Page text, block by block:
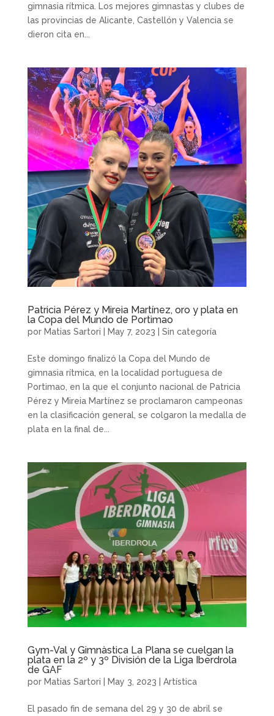
gimnasia rítmica. Los mejores gimnastas y clubes de
las provincias de Alicante, Castellón y Valencia se
dieron cita en...
Patricia Pérez y Mireia Martínez, oro y plata en
la Copa del Mundo de Portimao
por Matias Sartori May 7, 2023 Sin categoría
Este domingo finalizó la Copa del Mundo de
gimnasia rítmica, en la localidad portuguesa de
Portimao, en la que el conjunto nacional de Patricia
Pérez y Mireia Martínez se proclamaron campeonas
en la clasificación general, se colgaron la medalla de
plata en la final de...
Gym-Val y Gimnàstica La Plana se cuelgan la
plata en la 2º y 3º División de la Liga Iberdrola
de GAF
por Matias Sartori May 3, 2023 Artística
El pasado fin de semana del 29 y 30 de abril se